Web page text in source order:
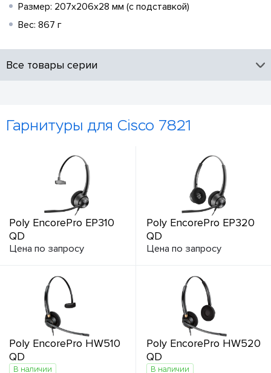
Размер: 207x206x28 мм (с подставкой)
Вес: 867 г
Все товары серии
Гарнитуры для Cisco 7821
Poly EncorePro EP310
QD
Цена по запросу
Poly EncorePro EP320
QD
Цена по запросу
Poly EncorePro HW510
QD
В наличии
Poly EncorePro HW520
QD
В наличии